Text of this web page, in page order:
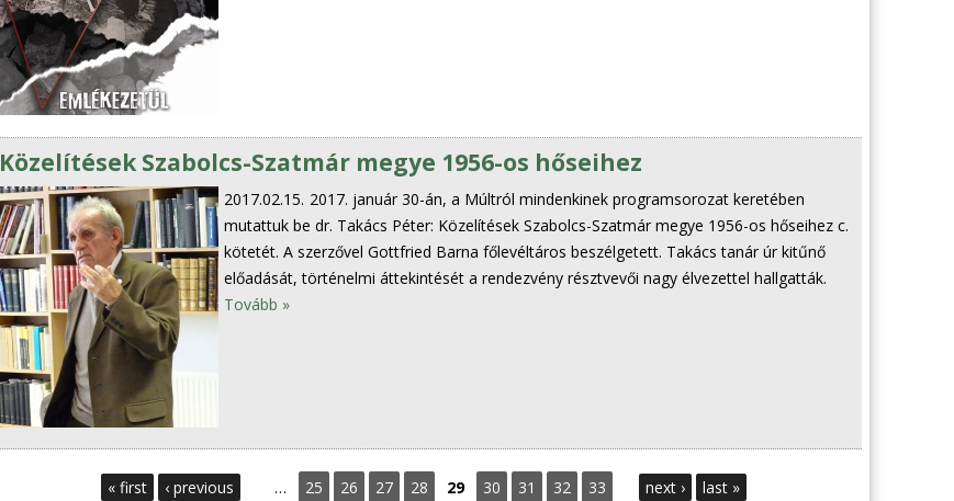
Közelítések Szabolcs-Szatmár megye 1956-os hőseihez
2017.02.15. 2017. január 30-án, a Múltról mindenkinek programsorozat keretében
mutattuk be dr. Takács Péter: Közelítések Szabolcs-Szatmár megye 1956-os hőseihez c.
kötetét. A szerzővel Gottfried Barna főlevéltáros beszélgetett. Takács tanár úr kitűnő
előadását, történelmi áttekintését a rendezvény résztvevői nagy élvezettel hallgatták.
Tovább »
« first ‹ previous … 25 26 27 28 29 30 31 32 33 next › last »